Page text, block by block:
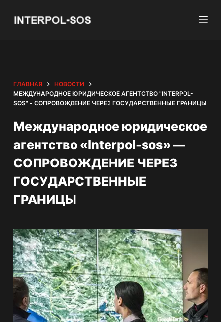
и
к
ГЛАВНАЯ
НОВОСТИ
МЕЖДУНАРОДНОЕ ЮРИДИЧЕСКОЕ АГЕНТСТВО "INTERPOL-
SOS" - СОПРОВОЖДЕНИЕ ЧЕРЕЗ ГОСУДАРСТВЕННЫЕ ГРАНИЦЫ
Международное юридическое
агентство «Interpol-sos» —
СОПРОВОЖДЕНИЕ ЧЕРЕЗ
ГОСУДАРСТВЕННЫЕ
ГРАНИЦЫ